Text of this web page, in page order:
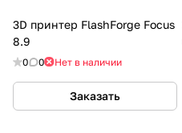
3D принтер FlashForge Focus
8.9
0 0 Нет в наличии
Заказать